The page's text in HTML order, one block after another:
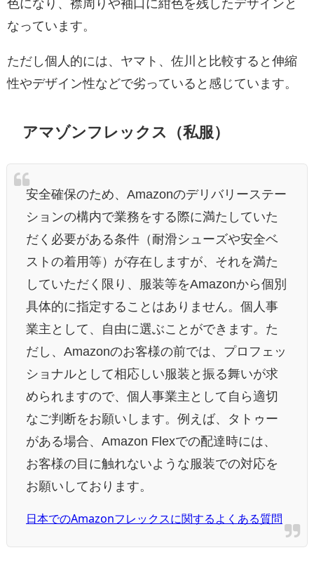
色になり、襟周りや袖口に紺色を残したデザインと
なっています。
ただし個人的には、ヤマト、佐川と比較すると伸縮
性やデザイン性などで劣っていると感じています。
アマゾンフレックス（私服）
安全確保のため、Amazonのデリバリーステー
ションの構内で業務をする際に満たしていた
だく必要がある条件（耐滑シューズや安全ベ
ストの着用等）が存在しますが、それを満た
していただく限り、服装等をAmazonから個別
具体的に指定することはありません。個人事
業主として、自由に選ぶことができます。た
だし、Amazonのお客様の前では、プロフェッ
ショナルとして相応しい服装と振る舞いが求
められますので、個人事業主として自ら適切
なご判断をお願いします。例えば、タトゥー
がある場合、Amazon Flexでの配達時には、
お客様の目に触れないような服装での対応を
お願いしております。
日本でのAmazonフレックスに関するよくある質問